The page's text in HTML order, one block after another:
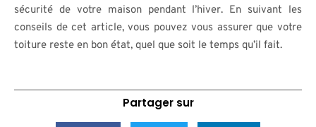
sécurité de votre maison pendant l’hiver. En suivant les
conseils de cet article, vous pouvez vous assurer que votre
toiture reste en bon état, quel que soit le temps qu’il fait.
Partager sur